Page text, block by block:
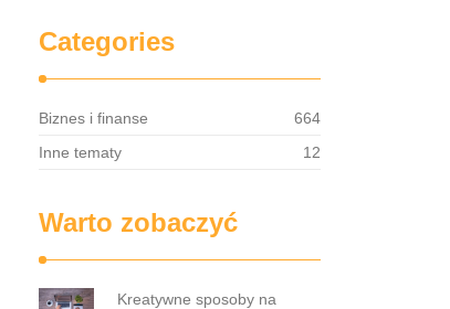
Categories
Biznes i finanse
664
Inne tematy
12
Warto zobaczyć
Kreatywne sposoby na